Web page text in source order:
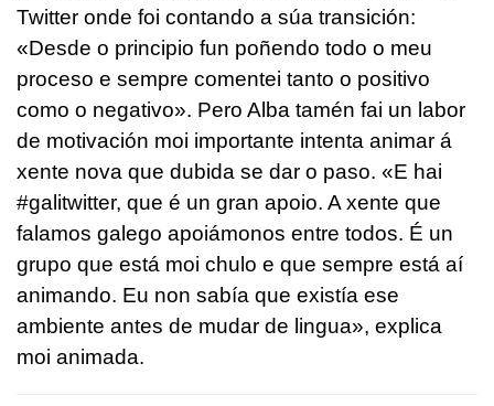
Twitter onde foi contando a súa transición:
«Desde o principio fun poñendo todo o meu
proceso e sempre comentei tanto o positivo
como o negativo». Pero Alba tamén fai un labor
de motivación moi importante intenta animar á
xente nova que dubida se dar o paso. «E hai
#galitwitter, que é un gran apoio. A xente que
falamos galego apoiámonos entre todos. É un
grupo que está moi chulo e que sempre está aí
animando. Eu non sabía que existía ese
ambiente antes de mudar de lingua», explica
moi animada.